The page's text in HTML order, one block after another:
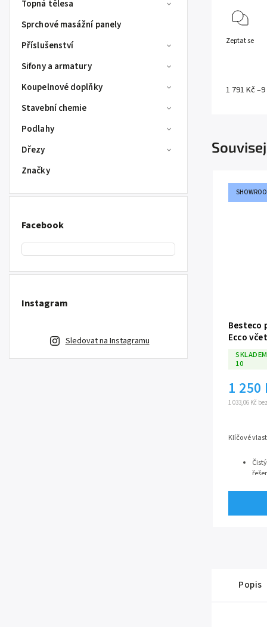
Topná tělesa
Sprchové masážní panely
Příslušenství
Sifony a armatury
Koupelnové doplňky
Stavební chemie
Podlahy
Dřezy
Značky
Facebook
Instagram
Sledovat na Instagramu
1 791 Kč
Zeptat se
Besteco
Ecco
chrom
10
1 033,06 Kč
1 250
Klíčové
Popis